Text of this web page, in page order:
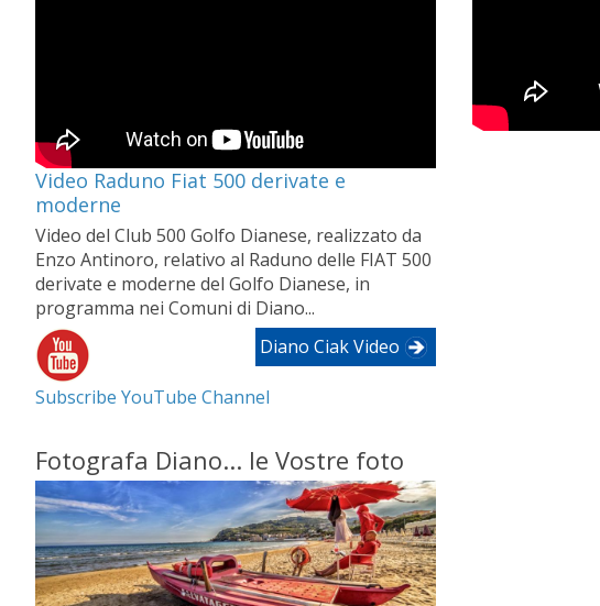
Video Raduno Fiat 500 derivate e
moderne
Video del Club 500 Golfo Dianese, realizzato da
Enzo Antinoro, relativo al Raduno delle FIAT 500
derivate e moderne del Golfo Dianese, in
programma nei Comuni di Diano...
Diano Ciak Video
Subscribe YouTube Channel
Fotografa Diano... le Vostre foto